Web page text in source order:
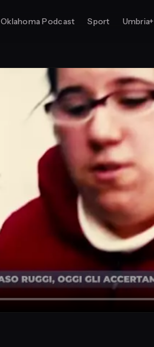
Oklahoma Podcast Sport Umbria+